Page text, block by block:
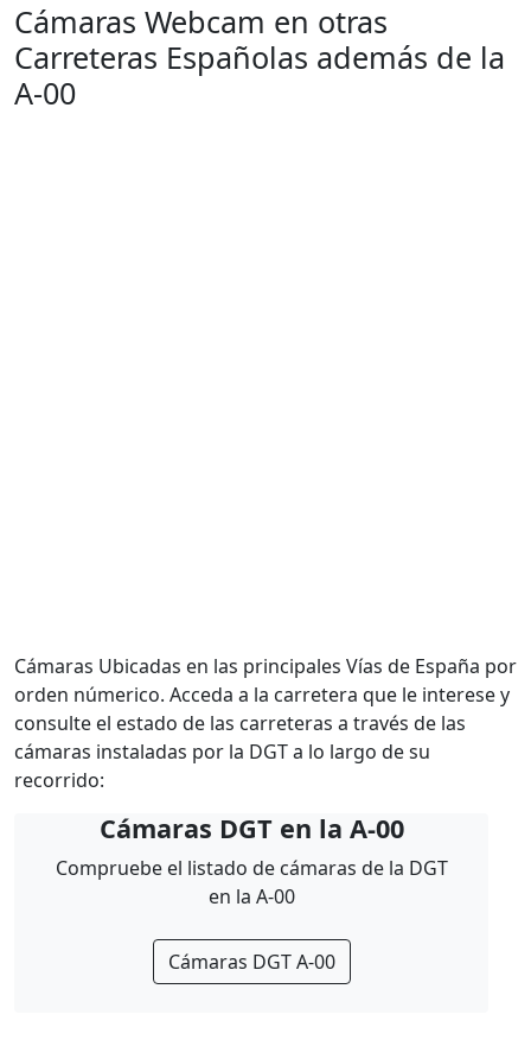
Cámaras Webcam en otras
Carreteras Españolas además de la
A-00
Cámaras Ubicadas en las principales Vías de España por
orden númerico. Acceda a la carretera que le interese y
consulte el estado de las carreteras a través de las
cámaras instaladas por la DGT a lo largo de su
recorrido:
Cámaras DGT en la A-00
Compruebe el listado de cámaras de la DGT
en la A-00
Cámaras DGT A-00